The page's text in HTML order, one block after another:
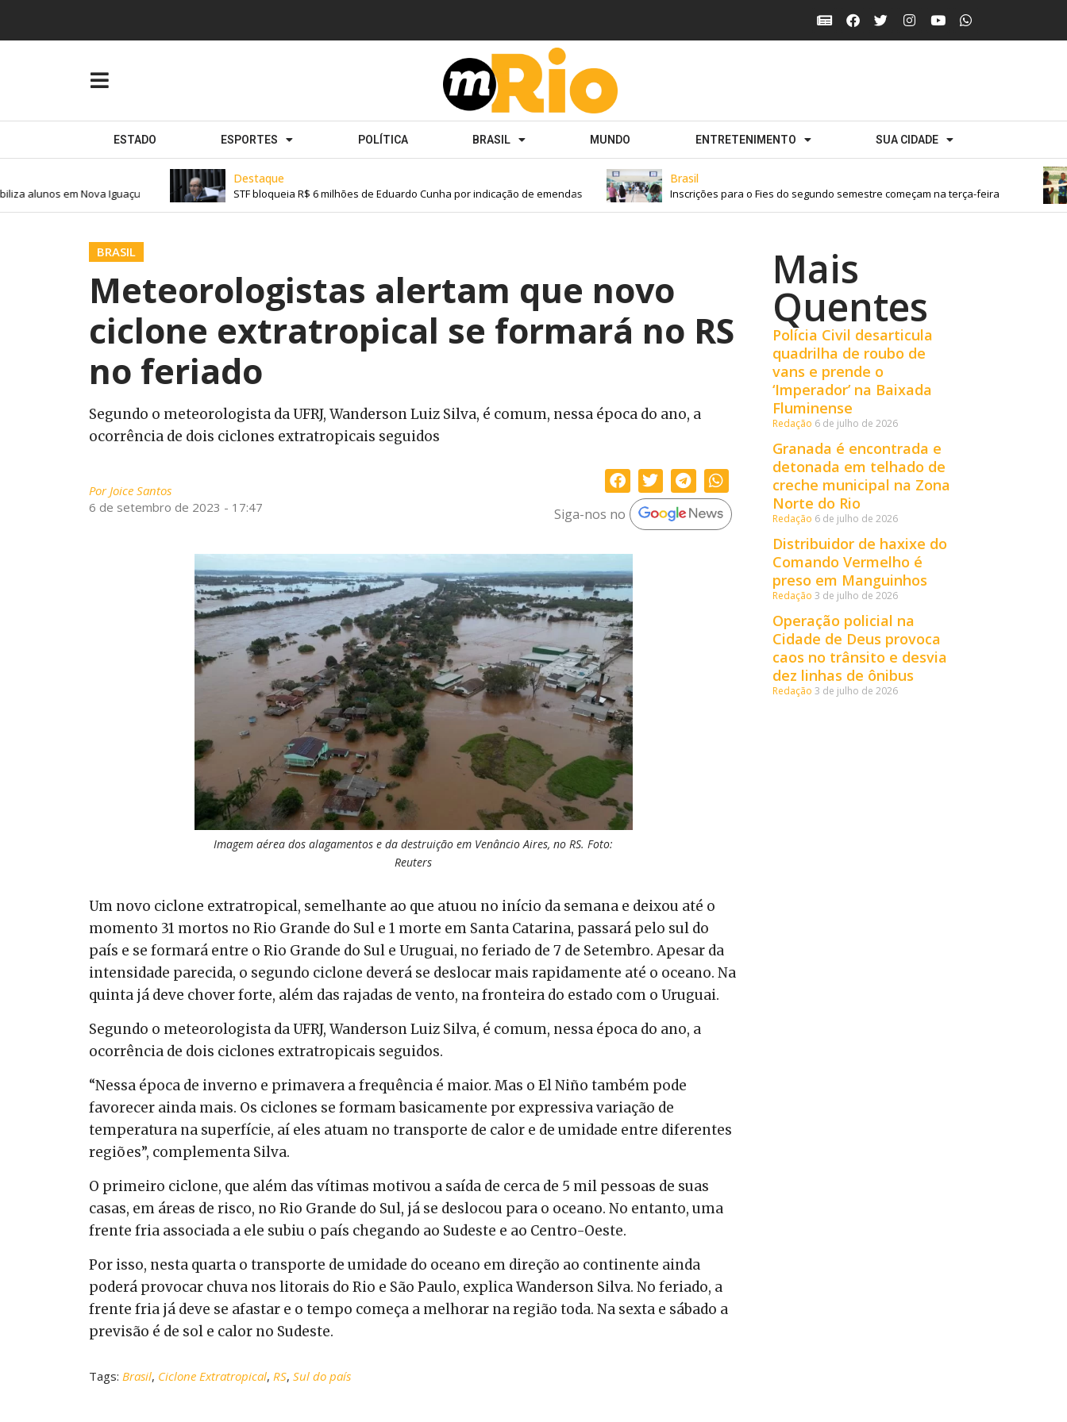
ESTADO ESPORTES POLÍTICA BRASIL MUNDO ENTRETENIMENTO SUA CIDADE
Destaque
STF bloqueia R$ 6 milhões de Eduardo Cunha por indicação de emendas
Brasil
Inscrições para o Fies do segundo semestre começam na terça-feira
alunos em Nova Iguaçu
BRASIL
Meteorologistas alertam que novo
ciclone extratropical se formará no RS
no feriado
Segundo o meteorologista da UFRJ, Wanderson Luiz Silva, é comum, nessa época do ano, a
ocorrência de dois ciclones extratropicais seguidos
PorJoice Santos
6 de setembro de 2023 - 17:47
Siga-nos no
Imagem aérea dos alagamentos e da destruição em Venâncio Aires, no RS. Foto:
Reuters
Um novo ciclone extratropical, semelhante ao que atuou no início da semana e deixou até o
momento 31 mortos no Rio Grande do Sul e 1 morte em Santa Catarina, passará pelo sul do
país e se formará entre o Rio Grande do Sul e Uruguai, no feriado de 7 de Setembro. Apesar da
intensidade parecida, o segundo ciclone deverá se deslocar mais rapidamente até o oceano. Na
quinta já deve chover forte, além das rajadas de vento, na fronteira do estado com o Uruguai.
Segundo o meteorologista da UFRJ, Wanderson Luiz Silva, é comum, nessa época do ano, a
ocorrência de dois ciclones extratropicais seguidos.
“Nessa época de inverno e primavera a frequência é maior. Mas o El Niño também pode
favorecer ainda mais. Os ciclones se formam basicamente por expressiva variação de
temperatura na superfície, aí eles atuam no transporte de calor e de umidade entre diferentes
regiões”, complementa Silva.
O primeiro ciclone, que além das vítimas motivou a saída de cerca de 5 mil pessoas de suas
casas, em áreas de risco, no Rio Grande do Sul, já se deslocou para o oceano. No entanto, uma
frente fria associada a ele subiu o país chegando ao Sudeste e ao Centro-Oeste.
Por isso, nesta quarta o transporte de umidade do oceano em direção ao continente ainda
poderá provocar chuva nos litorais do Rio e São Paulo, explica Wanderson Silva. No feriado, a
frente fria já deve se afastar e o tempo começa a melhorar na região toda. Na sexta e sábado a
previsão é de sol e calor no Sudeste.
Tags: Brasil, Ciclone Extratropical, RS, Sul do país
Mais
Quentes
Polícia Civil desarticula
quadrilha de roubo de
vans e prende o
‘Imperador’ na Baixada
Fluminense
Redação 6 de julho de 2026
Granada é encontrada e
detonada em telhado de
creche municipal na Zona
Norte do Rio
Redação 6 de julho de 2026
Distribuidor de haxixe do
Comando Vermelho é
preso em Manguinhos
Redação 3 de julho de 2026
Operação policial na
Cidade de Deus provoca
caos no trânsito e desvia
dez linhas de ônibus
Redação 3 de julho de 2026